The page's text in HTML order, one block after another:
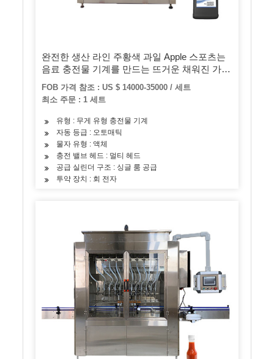
완전한 생산 라인 주황색 과일 Apple 스포츠는
음료 충전물 기계를 만드는 뜨거운 채워진 가공
공장 애완 동물 병 자동적 인 액체 주스 병에 넣
습니다
FOB 가격 참조 : US $ 14000-35000 / 세트
최소 주문 : 1 세트
유형 : 무게 유형 충전물 기계
자동 등급 : 오토매틱
물자 유형 : 액체
충전 밸브 헤드 : 멀티 헤드
공급 실린더 구조 : 싱글 룸 공급
투약 장치 : 회 전자